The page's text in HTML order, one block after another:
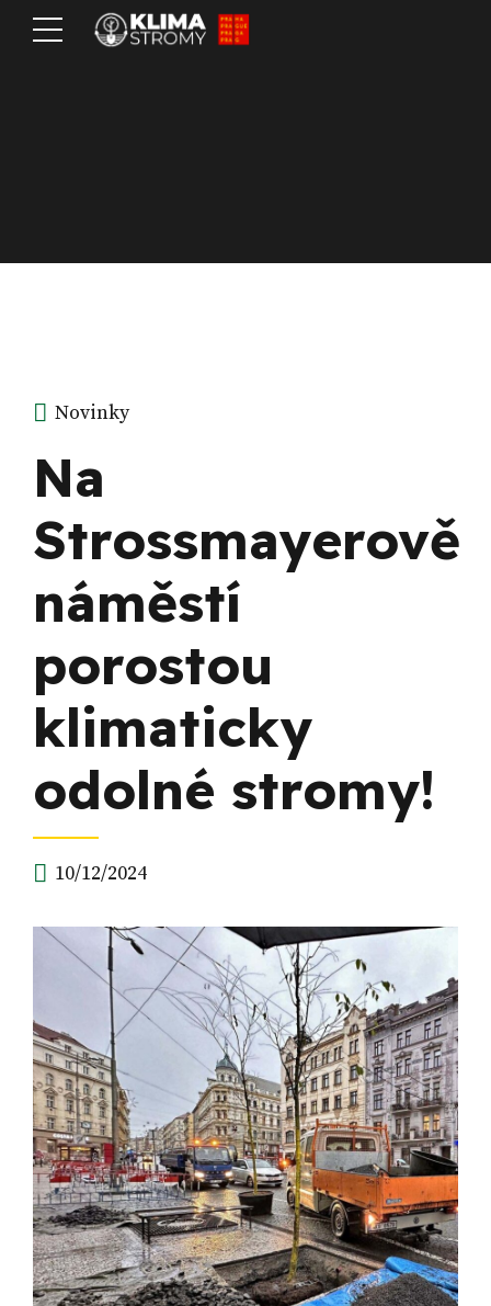
Novinky
Na
Strossmayerově
náměstí
porostou
klimaticky
odolné stromy!
10/12/2024